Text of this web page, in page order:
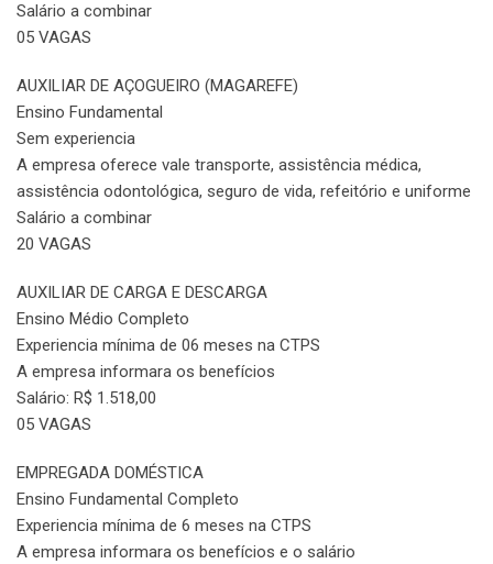
Salário a combinar
05 VAGAS
AUXILIAR DE AÇOGUEIRO (MAGAREFE)
Ensino Fundamental
Sem experiencia
A empresa oferece vale transporte, assistência médica,
assistência odontológica, seguro de vida, refeitório e uniforme
Salário a combinar
20 VAGAS
AUXILIAR DE CARGA E DESCARGA
Ensino Médio Completo
Experiencia mínima de 06 meses na CTPS
A empresa informara os benefícios
Salário: R$ 1.518,00
05 VAGAS
EMPREGADA DOMÉSTICA
Ensino Fundamental Completo
Experiencia mínima de 6 meses na CTPS
A empresa informara os benefícios e o salário